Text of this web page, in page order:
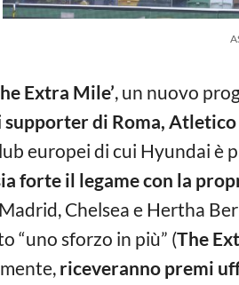
Extra Mile’, un nuovo
supporter di Roma,
europei di cui Hyundai è
forte il legame con la
Chelsea e Hertha
“uno sforzo in più” (The
riceveranno premi